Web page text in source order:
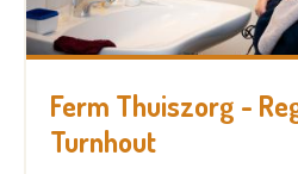
Ferm Thuiszorg -
Turnhout